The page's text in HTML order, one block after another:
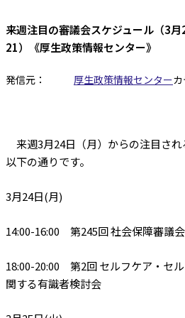
来週注目の審議会スケジュール（3
21）《厚生政策情報センター》
発信元： 厚生政策情報センターカ
来週3月24日（月）からの注目さ
以下の通りです。
3月24日(月)
14:00-16:00 第245回 社会保障審議
18:00-20:00 第2回 セルフケア・セ
関する有識者検討会